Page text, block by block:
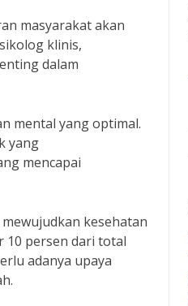
masyarakat akan
klinis,
dalam
mental yang optimal.
yang
mencapai
kesehatan
10 persen dari total
adanya upaya